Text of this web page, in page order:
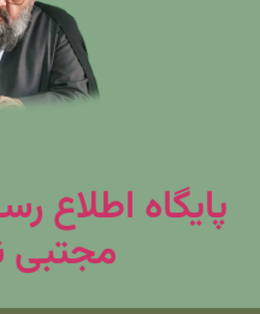
پایگاه اطلاع
مجتبی